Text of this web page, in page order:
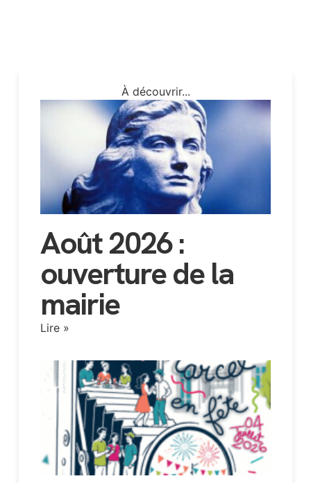
À découvrir...
Août 2026 :
ouverture de la
mairie
Lire »